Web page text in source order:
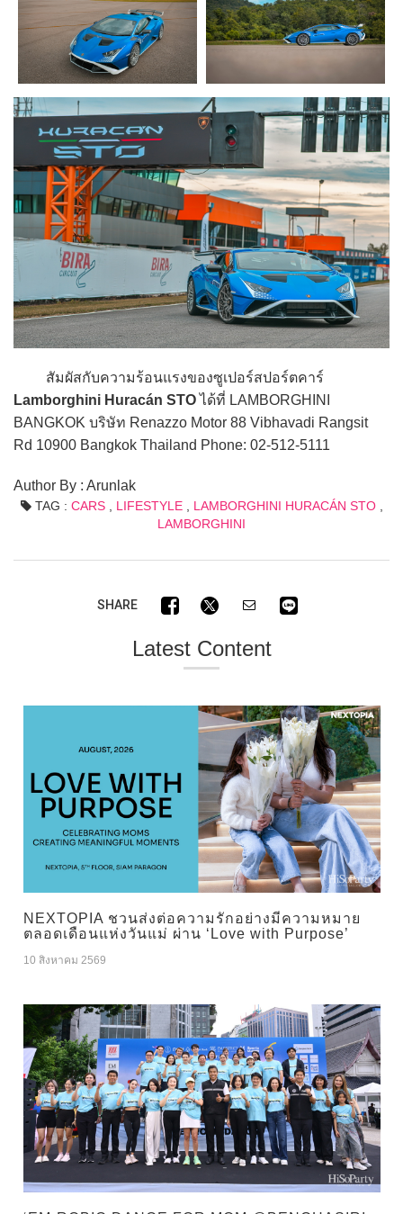
สัมผัสกับความร้อนแรงของซูเปอร์สปอร์ตคาร์
Lamborghini Huracán STOได้ที่ LAMBORGHINI
BANGKOK บริษัท Renazzo Motor 88 Vibhavadi Rangsit
Rd 10900 Bangkok Thailand Phone: 02-512-5111
Author By : Arunlak
TAG : CARS, LIFESTYLE, LAMBORGHINI HURACÁN STO,
LAMBORGHINI
SHARE
Latest Content
NEXTOPIA ชวนส่งต่อความรักอย่างมีความหมาย
ตลอดเดือนแห่งวันแม่ ผ่าน ‘Love with Purpose’
10 สิงหาคม 2569